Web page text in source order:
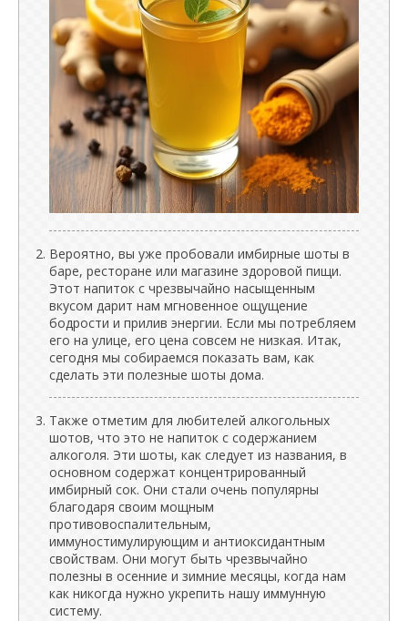
Вероятно, вы уже пробовали имбирные шоты в
баре, ресторане или магазине здоровой пищи.
Этот напиток с чрезвычайно насыщенным
вкусом дарит нам мгновенное ощущение
бодрости и прилив энергии. Если мы потребляем
его на улице, его цена совсем не низкая. Итак,
сегодня мы собираемся показать вам, как
сделать эти полезные шоты дома.
Также отметим для любителей алкогольных
шотов, что это не напиток с содержанием
алкоголя. Эти шоты, как следует из названия, в
основном содержат концентрированный
имбирный сок. Они стали очень популярны
благодаря своим мощным
противовоспалительным,
иммуностимулирующим и антиоксидантным
свойствам. Они могут быть чрезвычайно
полезны в осенние и зимние месяцы, когда нам
как никогда нужно укрепить нашу иммунную
систему.